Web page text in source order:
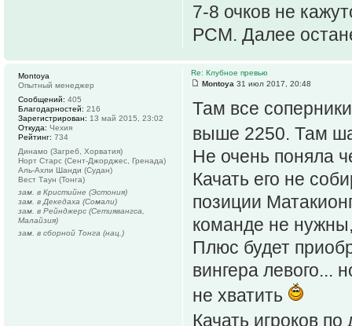
7-8 очков не
РСМ. Далее
Re: Клубное превью
Montoya 31 июл 2017, 20:48
Там все
выше 2250. Там
Не очень поняла
Качать его не
позиции
команде не
Плюс будет
вингера левого...
не хватить
Качать игроков
Montoya
Опытный менеджер
Сообщений: 405
Благодарностей: 216
Зарегистрирован: 13 май 2015, 23:02
Откуда: Чехия
Рейтинг: 734
Динамо (Загреб, Хорватия)
Норт Старс (Сент-Джорджес, Гренада)
Аль-Ахли Шанди (Судан)
Вест Таун (Тонга)
зам. в Кристийне (Эстония)
зам. в Декедаха (Сомали)
зам. в Рейнджерс (Сетиявангса,
Малайзия)
зам. в сборной Тонга (нац.)